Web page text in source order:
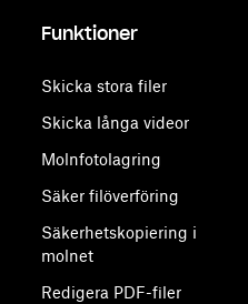
Funktioner
Skicka stora filer
Skicka långa videor
Molnfotolagring
Säker filöverföring
Säkerhetskopiering i
molnet
Redigera PDF-filer